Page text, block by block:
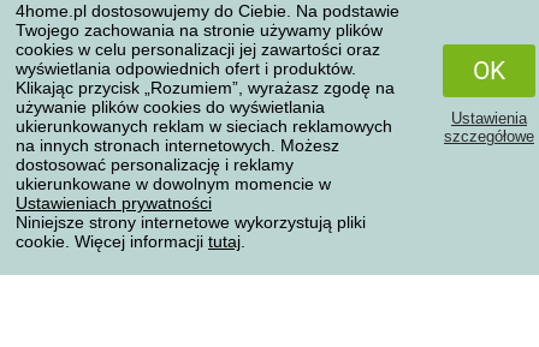
4home.pl dostosowujemy do Ciebie. Na podstawie
Twojego zachowania na stronie używamy plików
cookies w celu personalizacji jej zawartości oraz
wyświetlania odpowiednich ofert i produktów.
Klikając przycisk „Rozumiem”, wyrażasz zgodę na
używanie plików cookies do wyświetlania
ukierunkowanych reklam w sieciach reklamowych
na innych stronach internetowych. Możesz
dostosować personalizację i reklamy
ukierunkowane w dowolnym momencie w
Ustawieniach prywatności
Niniejsze strony internetowe wykorzystują pliki
cookie. Więcej informacji tutaj
OK
Ustawienia
szczegółowe
Sposoby transportu
Metody płatności
Niezawodny sklep